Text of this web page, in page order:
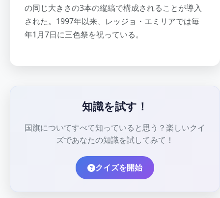
の同じ大きさの3本の縦縞で構成されることが導入
された。1997年以来、レッジョ・エミリアでは毎
年1月7日に三色祭を祝っている。
知識を試す！
国旗についてすべて知っていると思う？楽しいクイ
ズであなたの知識を試してみて！
クイズを開始